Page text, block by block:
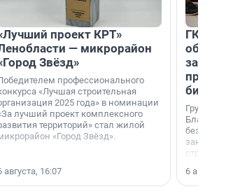
проект КРТ»
— микрорайон
Звёзд»
профессионального
«Лучшая строительная
2025 года» в номинации
лучший проект комплексного
территорий» стал жилой
«Город Звёзд».
августа, 16:07
ГК
Группа
6